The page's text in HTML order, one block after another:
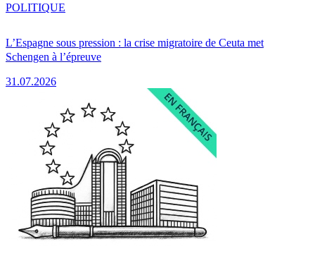
L’Espagne sous pression : la crise migratoire de Ceuta met
Schengen à l’épreuve
31.07.2026
POLITIQUE